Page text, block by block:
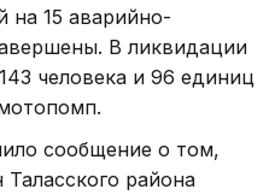
на 15 аварийно-
В ликвидации
человека и 96 единиц
сообщение о том,
района